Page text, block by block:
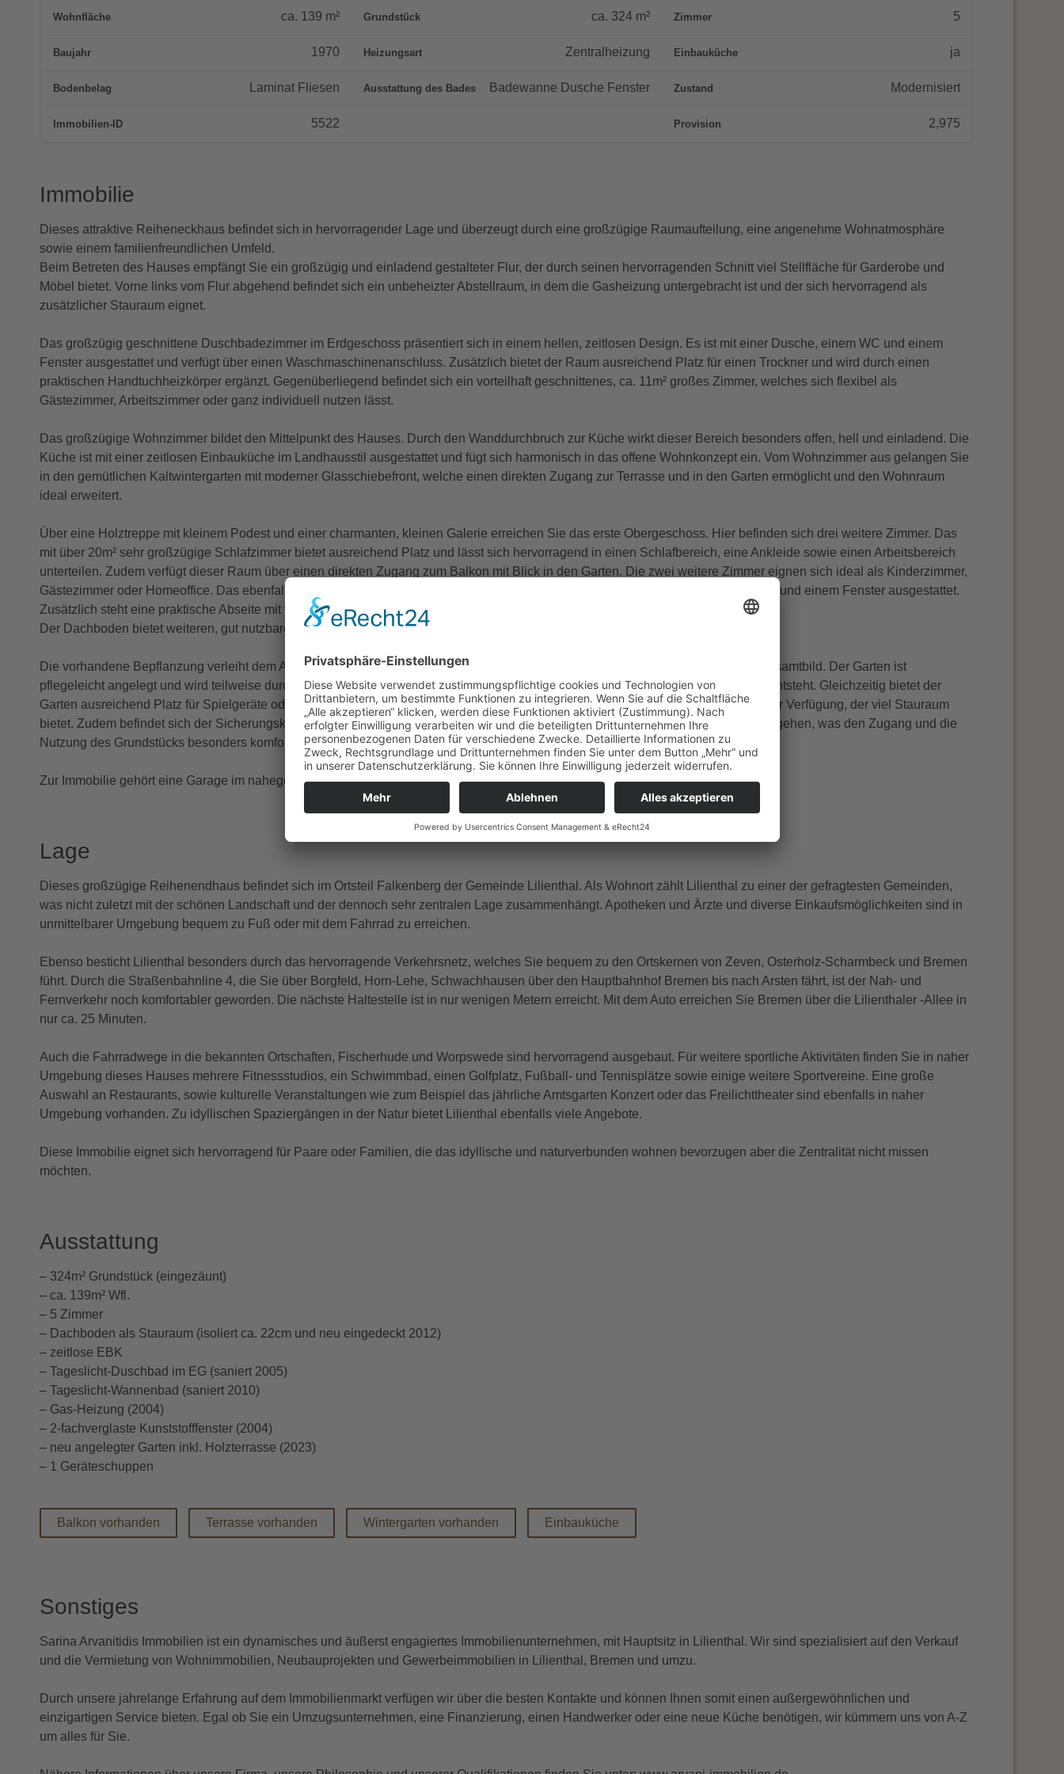
Wohnfläche ca. 139 m² Grundstück ca. 324 m² Zimmer 5
Baujahr 1970 Heizungsart Zentralheizung Einbauküche ja
Bodenbelag Laminat Fliesen Ausstattung des Bades Badewanne Dusche Fenster Zustand Modernisiert
Immobilien-ID 5522 Provision 2,975
Immobilie
Dieses attraktive Reiheneckhaus befindet sich in hervorragender Lage und überzeugt durch eine großzügige Raumaufteilung, eine angenehme Wohnatmosphäre
sowie einem familienfreundlichen Umfeld.
Beim Betreten des Hauses empfängt Sie ein großzügig und einladend gestalteter Flur, der durch seinen hervorragenden Schnitt viel Stellfläche für Garderobe und
Möbel bietet. Vorne links vom Flur abgehend befindet sich ein unbeheizter Abstellraum, in dem die Gasheizung untergebracht ist und der sich hervorragend als
zusätzlicher Stauraum eignet.
Das großzügig geschnittene Duschbadezimmer im Erdgeschoss präsentiert sich in einem hellen, zeitlosen Design. Es ist mit einer Dusche, einem WC und einem
Fenster ausgestattet und verfügt über einen Waschmaschinenanschluss. Zusätzlich bietet der Raum ausreichend Platz für einen Trockner und wird durch einen
praktischen Handtuchheizkörper ergänzt. Gegenüberliegend befindet sich ein vorteilhaft geschnittenes, ca. 11m² großes Zimmer, welches sich flexibel als
Gästezimmer, Arbeitszimmer oder ganz individuell nutzen lässt.
Das großzügige Wohnzimmer bildet den Mittelpunkt des Hauses. Durch den Wanddurchbruch zur Küche wirkt dieser Bereich besonders offen, hell und einladend. Die
Küche ist mit einer zeitlosen Einbauküche im Landhausstil ausgestattet und fügt sich harmonisch in das offene Wohnkonzept ein. Vom Wohnzimmer aus gelangen Sie
in den gemütlichen Kaltwintergarten mit moderner Glasschiebefront, welche einen direkten Zugang zur Terrasse und in den Garten ermöglicht und den Wohnraum
ideal erweitert.
Über eine Holztreppe mit kleinem Podest und einer charmanten, kleinen Galerie erreichen Sie das erste Obergeschoss. Hier befinden sich drei weitere Zimmer. Das
mit über 20m² sehr großzügige Schlafzimmer bietet ausreichend Platz und lässt sich hervorragend in einen Schlafbereich, eine Ankleide sowie einen Arbeitsbereich
unterteilen. Zudem verfügt dieser Raum über einen direkten Zugang zum Balkon mit Blick in den Garten. Die zwei weitere Zimmer eignen sich ideal als Kinderzimmer,
Gästezimmer oder Homeoffice. Das ebenfalls zeitlose Badezimmer auf dieser Etage ist mit einer Eckbadewanne, einem Waschtisch und einem Fenster ausgestattet.
Zusätzlich steht eine praktische Abseite mit viel Stauraum zur Verfügung.
Der Dachboden bietet weiteren, gut nutzbaren Stauraum.
Die vorhandene Bepflanzung verleiht dem Außenbereich eine ansprechende, grüne Atmosphäre und sorgt für ein harmonisches Gesamtbild. Der Garten ist
pflegeleicht angelegt und wird teilweise durch Hecken und Bäume eingefasst, wodurch in kurzer Zeit ein angenehmer Sichtschutz entsteht. Gleichzeitig bietet der
Garten ausreichend Platz für Spielgeräte oder individuelle Nutzungsmöglichkeiten. Vor dem Haus steht ein praktischer Schuppen zur Verfügung, der viel Stauraum
bietet. Zudem befindet sich der Sicherungskasten dort. Durch die Ecklage des Hauses ist es zudem möglich, um das Haus herumzugehen, was den Zugang und die
Nutzung des Grundstücks besonders komfortabel macht.
Zur Immobilie gehört eine Garage im nahegelegenen Garagenhof, die optional und separat erworben werden kann.
Lage
Dieses großzügige Reihenendhaus befindet sich im Ortsteil Falkenberg der Gemeinde Lilienthal. Als Wohnort zählt Lilienthal zu einer der gefragtesten Gemeinden,
was nicht zuletzt mit der schönen Landschaft und der dennoch sehr zentralen Lage zusammenhängt. Apotheken und Ärzte und diverse Einkaufsmöglichkeiten sind in
unmittelbarer Umgebung bequem zu Fuß oder mit dem Fahrrad zu erreichen.
Ebenso besticht Lilienthal besonders durch das hervorragende Verkehrsnetz, welches Sie bequem zu den Ortskernen von Zeven, Osterholz-Scharmbeck und Bremen
führt. Durch die Straßenbahnline 4, die Sie über Borgfeld, Horn-Lehe, Schwachhausen über den Hauptbahnhof Bremen bis nach Arsten fährt, ist der Nah- und
Fernverkehr noch komfortabler geworden. Die nächste Haltestelle ist in nur wenigen Metern erreicht. Mit dem Auto erreichen Sie Bremen über die Lilienthaler -Allee in
nur ca. 25 Minuten.
Auch die Fahrradwege in die bekannten Ortschaften, Fischerhude und Worpswede sind hervorragend ausgebaut. Für weitere sportliche Aktivitäten finden Sie in naher
Umgebung dieses Hauses mehrere Fitnessstudios, ein Schwimmbad, einen Golfplatz, Fußball- und Tennisplätze sowie einige weitere Sportvereine. Eine große
Auswahl an Restaurants, sowie kulturelle Veranstaltungen wie zum Beispiel das jährliche Amtsgarten Konzert oder das Freilichttheater sind ebenfalls in naher
Umgebung vorhanden. Zu idyllischen Spaziergängen in der Natur bietet Lilienthal ebenfalls viele Angebote.
Diese Immobilie eignet sich hervorragend für Paare oder Familien, die das idyllische und naturverbunden wohnen bevorzugen aber die Zentralität nicht missen
möchten.
Ausstattung
– 324m² Grundstück (eingezäunt)
– ca. 139m² Wfl.
– 5 Zimmer
– Dachboden als Stauraum (isoliert ca. 22cm und neu eingedeckt 2012)
– zeitlose EBK
– Tageslicht-Duschbad im EG (saniert 2005)
– Tageslicht-Wannenbad (saniert 2010)
– Gas-Heizung (2004)
– 2-fachverglaste Kunststofffenster (2004)
– neu angelegter Garten inkl. Holzterrasse (2023)
– 1 Geräteschuppen
Balkon vorhanden Terrasse vorhanden Wintergarten vorhanden Einbauküche
Sonstiges
Sarina Arvanitidis Immobilien ist ein dynamisches und äußerst engagiertes Immobilienunternehmen, mit Hauptsitz in Lilienthal. Wir sind spezialisiert auf den Verkauf
und die Vermietung von Wohnimmobilien, Neubauprojekten und Gewerbeimmobilien in Lilienthal, Bremen und umzu.
Durch unsere jahrelange Erfahrung auf dem Immobilienmarkt verfügen wir über die besten Kontakte und können Ihnen somit einen außergewöhnlichen und
einzigartigen Service bieten. Egal ob Sie ein Umzugsunternehmen, eine Finanzierung, einen Handwerker oder eine neue Küche benötigen, wir kümmern uns von A-Z
um alles für Sie.